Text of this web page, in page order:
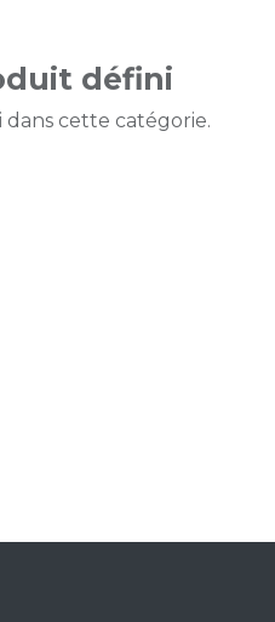
défini
cette catégorie.